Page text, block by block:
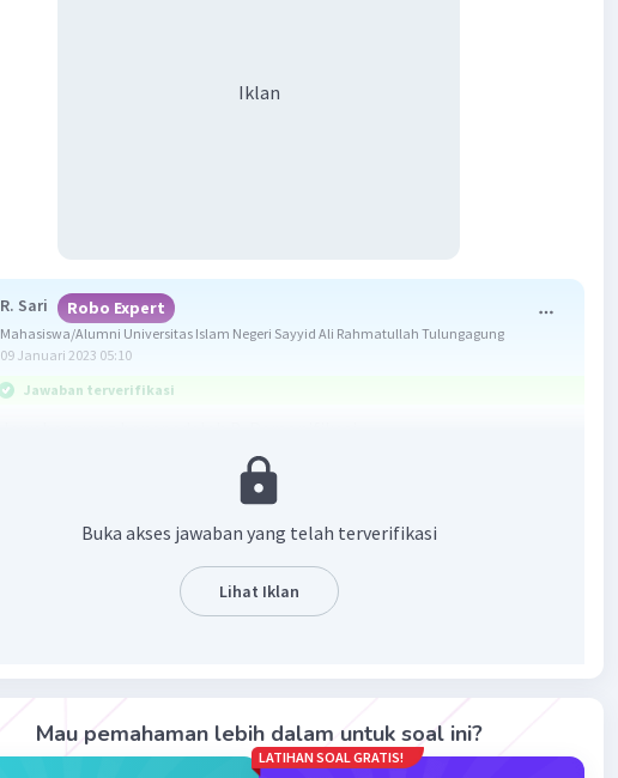
Iklan
R. Sari Robo Expert
Mahasiswa/Alumni Universitas Islam Negeri Sayyid Ali Rahmatullah Tulungagung
09 Januari 2023 05:10
Jawaban terverifikasi
Majas merupakan suatu bentuk gaya bahasa yang digunakan agar
1. Personifikasi yaitu menganggap benda mati seolah-olah memiliki
Jadi, jawaban yang benar adalah B. Personifikasi.
Buka akses jawaban yang telah terverifikasi
Lihat Iklan
Mau pemahaman lebih dalam untuk soal ini?
LATIHAN SOAL GRATIS!